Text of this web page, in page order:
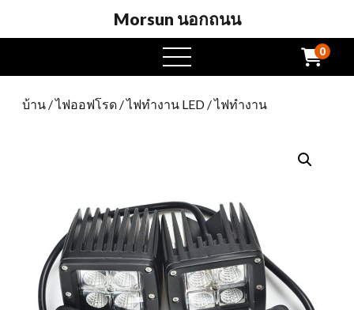
Morsun นอกถนน
เปิด
เมนู
0
บ้าน /ไฟออฟโรด /ไฟทำงาน LED / ไฟทำงาน